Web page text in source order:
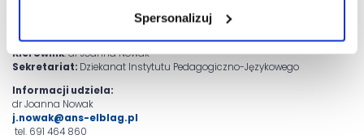
Spersonalizuj
82-300 Elbląg, ul. Czerniakowska 22
Kierownik: dr Joanna Nowak
Sekretariat: Dziekanat Instytutu Pedagogiczno-Językowego
Informacji udziela:
dr Joanna Nowak
j.nowak@ans-elblag.pl
tel. 691 464 860